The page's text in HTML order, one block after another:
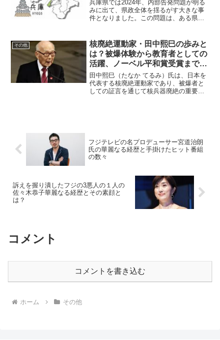
兵庫県では2024年、内部告発問題が明る
みに出て、県政全体を揺るがす大きな事
件となりました。この問題は、ある県職
す。内部告発は県内外で議論を呼び、県
の対応や透明性が問われ...
その他
核廃絶運動家・田中熙巳の歩みと
は？被爆体験から教育者としての
活躍、ノーベル平和賞受賞まで詳
しく解説！
田中熙巳（たなか てるみ）氏は、日本を
代表する核廃絶運動家であり、被爆者と
しての証言を通じて核兵器廃絶の重要性
フジテレビの名プロデューサー宮道治朗
氏の華麗なる経歴と手掛けたヒット番組
の数々
訴えを握り潰したフジの3悪人の１人の
佐々木恭子華麗なる経歴とその素顔と
は？
コメント
コメントを書き込む
ホーム その他